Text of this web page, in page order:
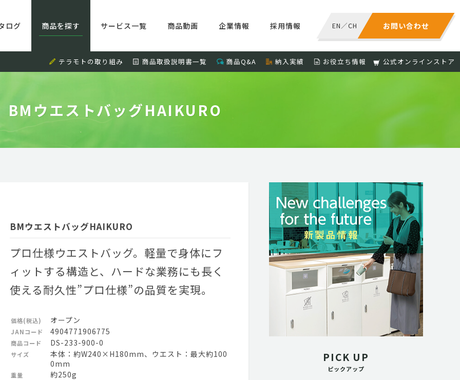
お問い合わせ
EN／CH
ログ 商品を探す サービス一覧 商品動画 企業情報 採用情報
テラモトの取り組み 商品取扱説明書一覧 商品Q&A 納入実績 お役立ち情報 公式オンラインストア
BMウエストバッグHAIKURO
BMウエストバッグHAIKURO
プロ仕様ウエストバッグ。軽量で身体にフ
ィットする構造と、ハードな業務にも長く
使える耐久性”プロ仕様”の品質を実現。
価格(税込) オープン
JANコード 4904771906775
商品コード DS-233-900-0
サイズ
本体：約W240×H180mm、ウエスト：最大約100
0mm
重量 約250g
PICK UP
ピックアップ